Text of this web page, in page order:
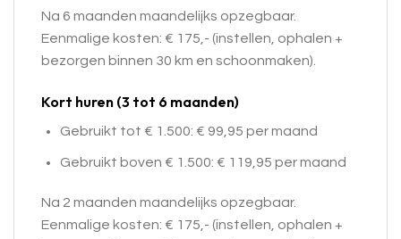
Na 6 maanden maandelijks opzegbaar.
Eenmalige kosten: € 175,- (instellen, ophalen +
bezorgen binnen 30 km en schoonmaken).
Kort huren (3 tot 6 maanden)
Gebruikt tot € 1.500: € 99,95 per maand
Gebruikt boven € 1.500: € 119,95 per maand
Na 2 maanden maandelijks opzegbaar.
Eenmalige kosten: € 175,- (instellen, ophalen +